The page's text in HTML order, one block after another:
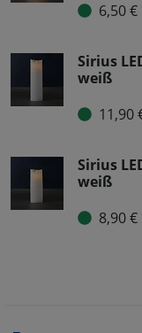
6,50
Sirius
weiß
11,90
Sirius
weiß
8,90